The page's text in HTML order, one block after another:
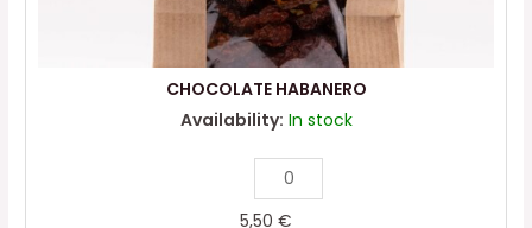
CHOCOLATE HABANERO
Availability: In stock
5,50 €